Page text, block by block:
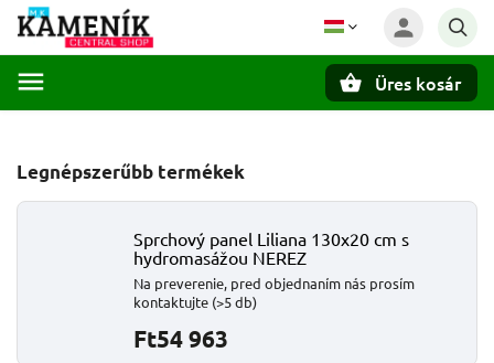
Üres kosár
Legnépszerűbb termékek
Sprchový panel Liliana 130x20 cm s
hydromasážou NEREZ
Na preverenie, pred objednaním nás prosím
kontaktujte (>5 db)
Ft54 963